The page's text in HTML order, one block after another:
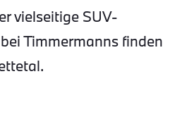
vielseitige SUV-
Timmermanns finden